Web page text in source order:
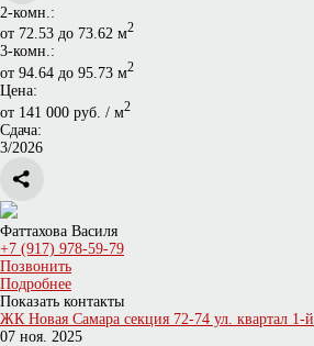
2-комн.:
от 72.53 до 73.62 м2
3-комн.:
от 94.64 до 95.73 м2
Цена:
от 141 000 руб. / м2
Сдача:
3/2026
Фаттахова Василя
+7 (917) 978-59-79
Позвонить
Подробнее
Показать контакты
ЖК Новая Самара секция 72-74 ул. квартал 1-й
07 ноя. 2025